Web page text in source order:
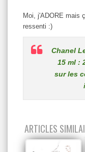
Moi, j'ADORE mais
ressenti :)
Chanel
15 ml :
sur les
ARTICLES